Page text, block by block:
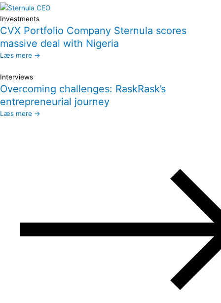
Investments
CVX Portfolio Company Sternula scores
massive deal with Nigeria
Læs mere →
Interviews
Overcoming challenges: RaskRask’s
entrepreneurial journey
Læs mere →